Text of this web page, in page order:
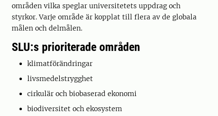
områden vilka speglar universitetets uppdrag och
styrkor. Varje område är kopplat till flera av de globala
målen och delmålen.
SLU:s prioriterade områden
klimatförändringar
livsmedelstrygghet
cirkulär och biobaserad ekonomi
biodiversitet och ekosystem